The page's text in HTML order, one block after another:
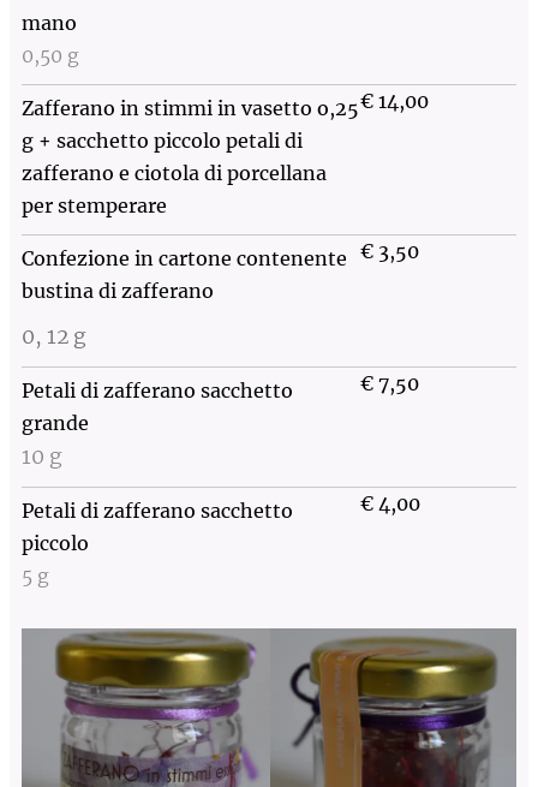
mano
0,50 g
Zafferano in stimmi in vasetto o,25
g + sacchetto piccolo petali di
zafferano e ciotola di porcellana
per stemperare
€ 14,00
Confezione in cartone contenente
bustina di zafferano
0, 12 g
€ 3,50
Petali di zafferano sacchetto
grande
10 g
€ 7,50
Petali di zafferano sacchetto
piccolo
5 g
€ 4,00